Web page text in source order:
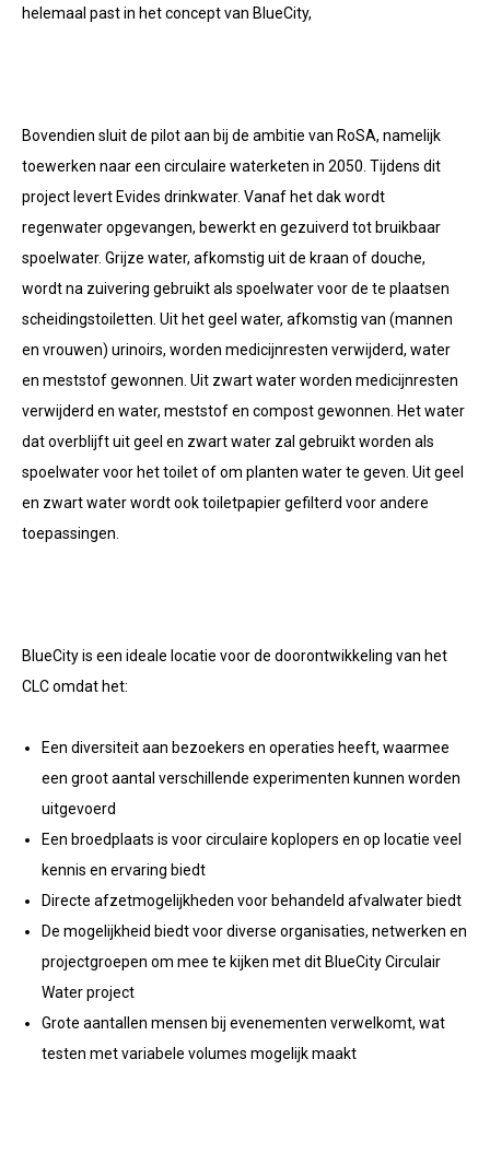
helemaal past in het concept van BlueCity,
Bovendien sluit de pilot aan bij de ambitie van RoSA, namelijk
toewerken naar een circulaire waterketen in 2050. Tijdens dit
project levert Evides drinkwater. Vanaf het dak wordt
regenwater opgevangen, bewerkt en gezuiverd tot bruikbaar
spoelwater. Grijze water, afkomstig uit de kraan of douche,
wordt na zuivering gebruikt als spoelwater voor de te plaatsen
scheidingstoiletten. Uit het geel water, afkomstig van (mannen
en vrouwen) urinoirs, worden medicijnresten verwijderd, water
en meststof gewonnen. Uit zwart water worden medicijnresten
verwijderd en water, meststof en compost gewonnen. Het water
dat overblijft uit geel en zwart water zal gebruikt worden als
spoelwater voor het toilet of om planten water te geven. Uit geel
en zwart water wordt ook toiletpapier gefilterd voor andere
toepassingen.
BlueCity is een ideale locatie voor de doorontwikkeling van het
CLC omdat het:
Een diversiteit aan bezoekers en operaties heeft, waarmee
een groot aantal verschillende experimenten kunnen worden
uitgevoerd
Een broedplaats is voor circulaire koplopers en op locatie veel
kennis en ervaring biedt
Directe afzetmogelijkheden voor behandeld afvalwater biedt
De mogelijkheid biedt voor diverse organisaties, netwerken en
projectgroepen om mee te kijken met dit BlueCity Circulair
Water project
Grote aantallen mensen bij evenementen verwelkomt, wat
testen met variabele volumes mogelijk maakt